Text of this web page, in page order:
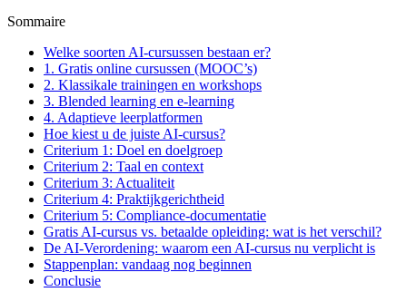
Sommaire
Welke soorten AI-cursussen bestaan er?
1. Gratis online cursussen (MOOC’s)
2. Klassikale trainingen en workshops
3. Blended learning en e-learning
4. Adaptieve leerplatformen
Hoe kiest u de juiste AI-cursus?
Criterium 1: Doel en doelgroep
Criterium 2: Taal en context
Criterium 3: Actualiteit
Criterium 4: Praktijkgerichtheid
Criterium 5: Compliance-documentatie
Gratis AI-cursus vs. betaalde opleiding: wat is het verschil?
De AI-Verordening: waarom een AI-cursus nu verplicht is
Stappenplan: vandaag nog beginnen
Conclusie